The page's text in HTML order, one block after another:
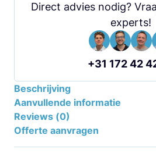
Direct advies nodig?
experts!
+31 172 42
Beschrijving
Aanvullende informatie
Reviews (0)
Offerte aanvragen